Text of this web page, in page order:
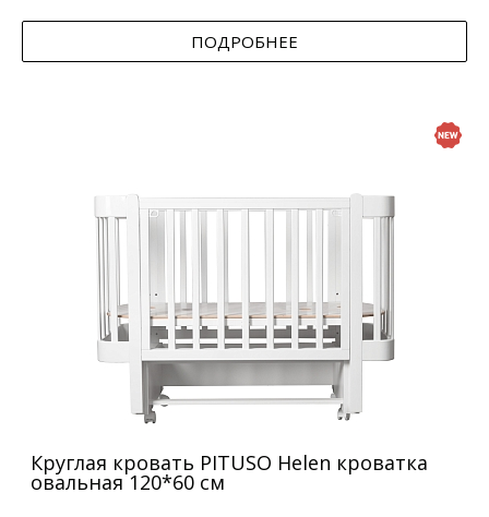
ПОДРОБНЕЕ
Круглая кровать PITUSO Helen кроватка
овальная 120*60 см